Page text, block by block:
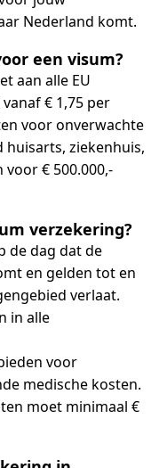
Nederland komt.
een visum?
aan alle EU
€ 1,75 per
voor onverwachte
ziekenhuis,
€ 500.000,-
verzekering?
de dag dat de
en gelden tot en
verlaat.
in alle
voor
medische kosten.
moet minimaal €